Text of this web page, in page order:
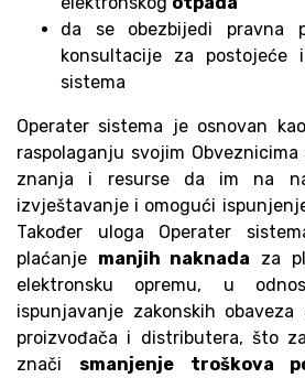
da se obezbijedi pravna
konsultacije za postojeće
sistema
Operater sistema je osnovan
raspolaganju svojim
znanja i resurse da im na
izvještavanje i omogući
Također uloga Operater
plaćanje manjih naknada za
elektronsku opremu, u
ispunjavanje zakonskih
proizvođača i distributera, što
znači smanjenje troškova